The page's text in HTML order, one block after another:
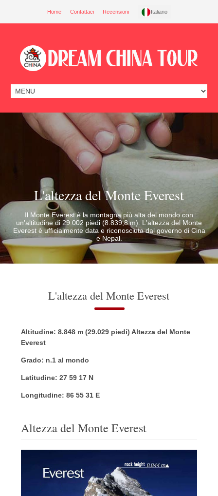
Home Contattaci Recensioni Italiano
L'altezza del Monte Everest
Il Monte Everest è la montagna più alta del mondo con
un'altitudine di 29.002 piedi (8.839,8 m). L'altezza del Monte
Everest è ufficialmente data e riconosciuta dal governo di Cina
e Nepal.
L'altezza del Monte Everest
Altitudine: 8.848 m (29.029 piedi) Altezza del Monte
Everest
Grado: n.1 al mondo
Latitudine: 27 59 17 N
Longitudine: 86 55 31 E
Altezza del Monte Everest